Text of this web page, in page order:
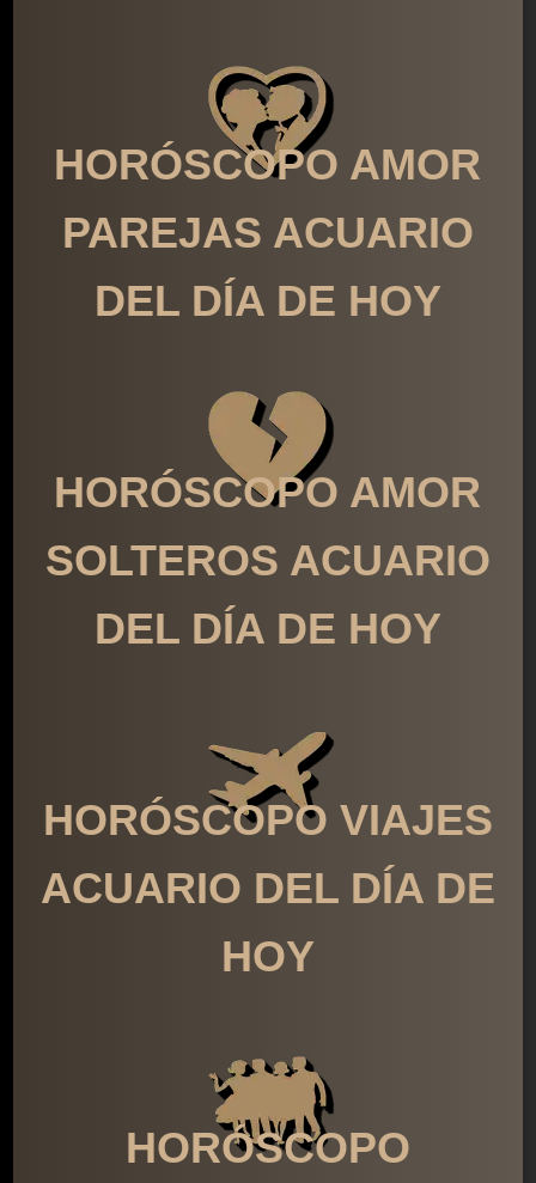
HORÓSCOPO AMOR
PAREJAS ACUARIO
DEL DÍA DE HOY
HORÓSCOPO AMOR
SOLTEROS ACUARIO
DEL DÍA DE HOY
HORÓSCOPO VIAJES
ACUARIO DEL DÍA DE
HOY
HORÓSCOPO